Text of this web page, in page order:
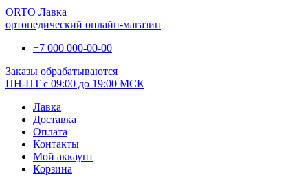
ORTO Лавка
ортопедический онлайн-магазин
+7 000 000-00-00
Заказы обрабатываются
ПН-ПТ с 09:00 до 19:00 МСК
Лавка
Доставка
Оплата
Контакты
Мой аккаунт
Корзина